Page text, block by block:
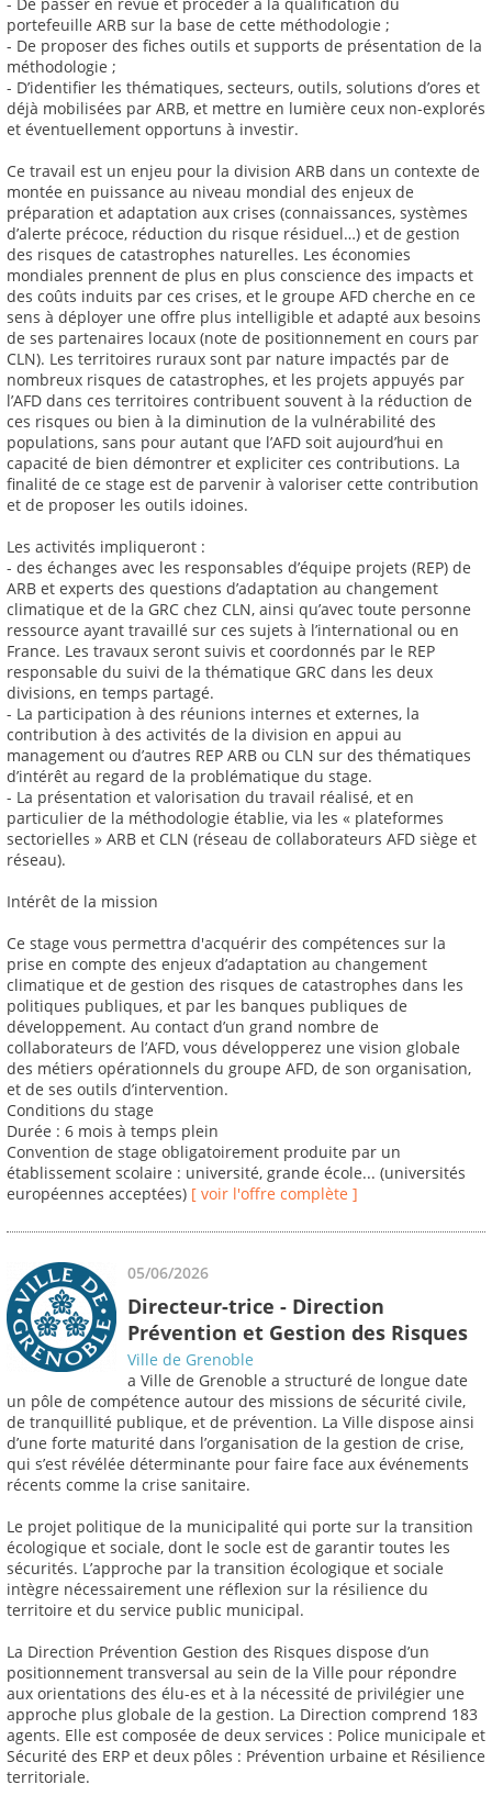
portefeuille ARB sur la base de cette méthodologie ;
- De proposer des fiches outils et supports de présentation de la
méthodologie ;
- D’identifier les thématiques, secteurs, outils, solutions d’ores et
déjà mobilisées par ARB, et mettre en lumière ceux non-explorés
et éventuellement opportuns à investir.
Ce travail est un enjeu pour la division ARB dans un contexte de
montée en puissance au niveau mondial des enjeux de
préparation et adaptation aux crises (connaissances, systèmes
d’alerte précoce, réduction du risque résiduel…) et de gestion
des risques de catastrophes naturelles. Les économies
mondiales prennent de plus en plus conscience des impacts et
des coûts induits par ces crises, et le groupe AFD cherche en ce
sens à déployer une offre plus intelligible et adapté aux besoins
de ses partenaires locaux (note de positionnement en cours par
CLN). Les territoires ruraux sont par nature impactés par de
nombreux risques de catastrophes, et les projets appuyés par
l’AFD dans ces territoires contribuent souvent à la réduction de
ces risques ou bien à la diminution de la vulnérabilité des
populations, sans pour autant que l’AFD soit aujourd’hui en
capacité de bien démontrer et expliciter ces contributions. La
finalité de ce stage est de parvenir à valoriser cette contribution
et de proposer les outils idoines.
Les activités impliqueront :
- des échanges avec les responsables d’équipe projets (REP) de
ARB et experts des questions d’adaptation au changement
climatique et de la GRC chez CLN, ainsi qu’avec toute personne
ressource ayant travaillé sur ces sujets à l’international ou en
France. Les travaux seront suivis et coordonnés par le REP
responsable du suivi de la thématique GRC dans les deux
divisions, en temps partagé.
- La participation à des réunions internes et externes, la
contribution à des activités de la division en appui au
management ou d’autres REP ARB ou CLN sur des thématiques
d’intérêt au regard de la problématique du stage.
- La présentation et valorisation du travail réalisé, et en
particulier de la méthodologie établie, via les « plateformes
sectorielles » ARB et CLN (réseau de collaborateurs AFD siège et
réseau).
Intérêt de la mission
Ce stage vous permettra d'acquérir des compétences sur la
prise en compte des enjeux d’adaptation au changement
climatique et de gestion des risques de catastrophes dans les
politiques publiques, et par les banques publiques de
développement. Au contact d’un grand nombre de
collaborateurs de l’AFD, vous développerez une vision globale
des métiers opérationnels du groupe AFD, de son organisation,
et de ses outils d’intervention.
Conditions du stage
Durée : 6 mois à temps plein
Convention de stage obligatoirement produite par un
établissement scolaire : université, grande école... (universités
européennes acceptées) [ voir l'offre complète ]
05/06/2026
Directeur-trice - Direction
Prévention et Gestion des Risques
Ville de Grenoble
a Ville de Grenoble a structuré de longue date
un pôle de compétence autour des missions de sécurité civile,
de tranquillité publique, et de prévention. La Ville dispose ainsi
d’une forte maturité dans l’organisation de la gestion de crise,
qui s’est révélée déterminante pour faire face aux événements
récents comme la crise sanitaire.
Le projet politique de la municipalité qui porte sur la transition
écologique et sociale, dont le socle est de garantir toutes les
sécurités. L’approche par la transition écologique et sociale
intègre nécessairement une réflexion sur la résilience du
territoire et du service public municipal.
La Direction Prévention Gestion des Risques dispose d’un
positionnement transversal au sein de la Ville pour répondre
aux orientations des élu-es et à la nécessité de privilégier une
approche plus globale de la gestion. La Direction comprend 183
agents. Elle est composée de deux services : Police municipale et
Sécurité des ERP et deux pôles : Prévention urbaine et Résilience
territoriale.